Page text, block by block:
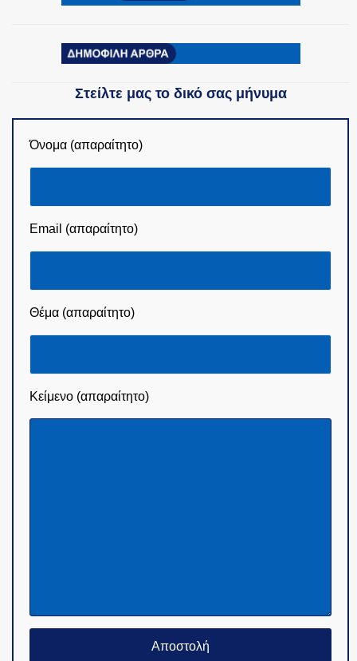
Στείλτε μας το δικό σας μήνυμα
Όνομα (απαραίτητο)
Email (απαραίτητο)
Θέμα (απαραίτητο)
Κείμενο (απαραίτητο)